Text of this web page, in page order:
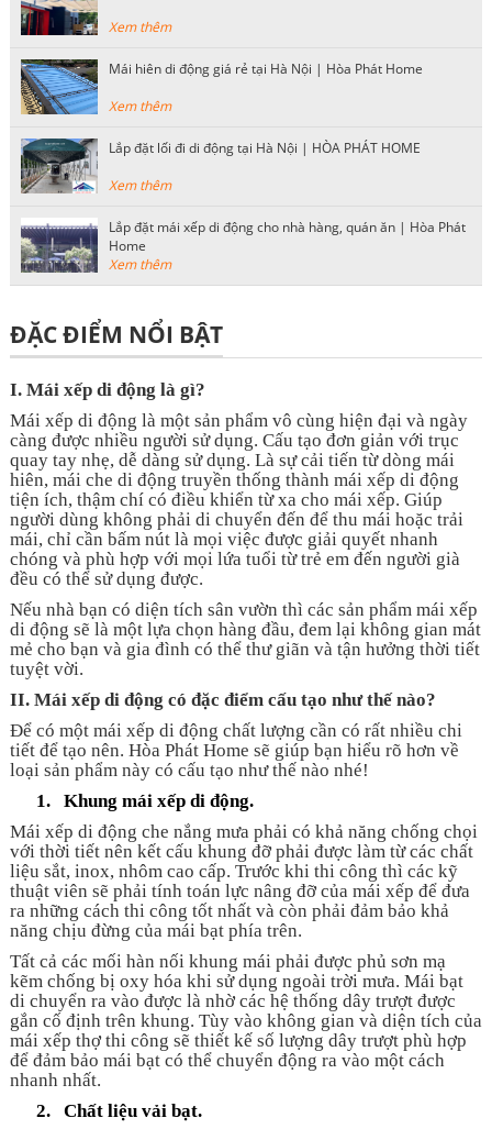
Xem thêm
Mái hiên di động giá rẻ tại Hà Nội | Hòa Phát Home
Xem thêm
Lắp đặt lối đi di động tại Hà Nội | HÒA PHÁT HOME
Xem thêm
Lắp đặt mái xếp di động cho nhà hàng, quán ăn | Hòa Phát
Home
Xem thêm
ĐẶC ĐIỂM NỔI BẬT
I. Mái xếp di động là gì?
Mái xếp di động là một sản phẩm vô cùng hiện đại và ngày
càng được nhiều người sử dụng. Cấu tạo đơn giản với trục
quay tay nhẹ, dễ dàng sử dụng. Là sự cải tiến từ dòng mái
hiên, mái che di động truyền thống thành mái xếp di động
tiện ích, thậm chí có điều khiển từ xa cho mái xếp. Giúp
người dùng không phải di chuyển đến để thu mái hoặc trải
mái, chỉ cần bấm nút là mọi việc được giải quyết nhanh
chóng và phù hợp với mọi lứa tuổi từ trẻ em đến người già
đều có thể sử dụng được.
Nếu nhà bạn có diện tích sân vườn thì các sản phẩm mái xếp
di động sẽ là một lựa chọn hàng đầu, đem lại không gian mát
mẻ cho bạn và gia đình có thể thư giãn và tận hưởng thời tiết
tuyệt vời.
II. Mái xếp di động có đặc điểm cấu tạo như thế nào?
Để có một mái xếp di động chất lượng cần có rất nhiều chi
tiết để tạo nên. Hòa Phát Home sẽ giúp bạn hiểu rõ hơn về
loại sản phẩm này có cấu tạo như thế nào nhé!
1.
Khung mái xếp di động.
Mái xếp di động che nắng mưa phải có khả năng chống chọi
với thời tiết nên kết cấu khung đỡ phải được làm từ các chất
liệu sắt, inox, nhôm cao cấp. Trước khi thi công thì các kỹ
thuật viên sẽ phải tính toán lực nâng đỡ của mái xếp để đưa
ra những cách thi công tốt nhất và còn phải đảm bảo khả
năng chịu đừng của mái bạt phía trên.
Tất cả các mối hàn nối khung mái phải được phủ sơn mạ
kẽm chống bị oxy hóa khi sử dụng ngoài trời mưa. Mái bạt
di chuyển ra vào được là nhờ các hệ thống dây trượt được
gắn cố định trên khung. Tùy vào không gian và diện tích của
mái xếp thợ thi công sẽ thiết kế số lượng dây trượt phù hợp
để đảm bảo mái bạt có thể chuyển động ra vào một cách
nhanh nhất.
2.
Chất liệu vải bạt.